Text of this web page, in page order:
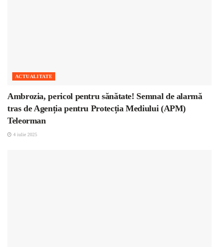
ACTUALITATE
Ambrozia, pericol pentru sănătate! Semnal de alarmă
tras de Agenția pentru Protecția Mediului (APM)
Teleorman
4 iulie 2025